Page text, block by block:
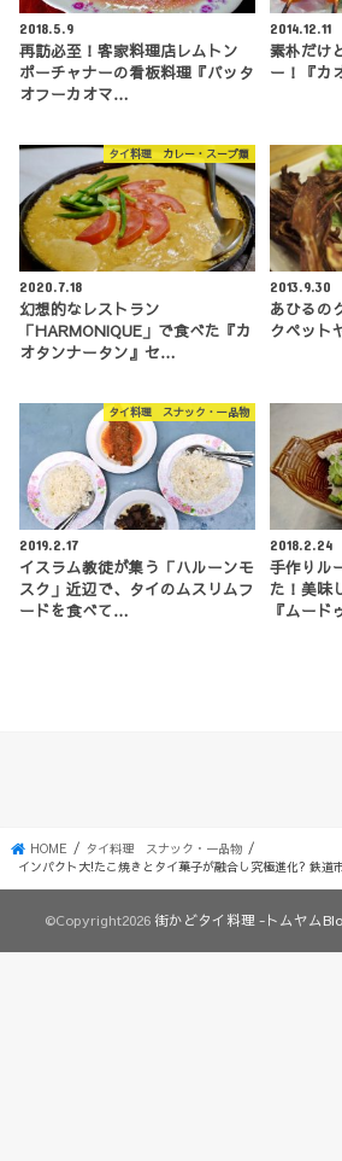
2018.5.9
再訪必至！客家料理店レムトン
ポーチャナーの看板料理『パッタ
オフーカオマ…
2014.12.11
素朴だけ
ー！『カ
タイ料理 カレー・スープ類
2020.7.18
幻想的なレストラン
「HARMONIQUE」で食べた『カ
オタンナータン』セ…
2013.9.30
あひるの
クペット
タイ料理 スナック・一品物
2019.2.17
イスラム教徒が集う「ハルーンモ
スク」近辺で、タイのムスリムフ
ードを食べて…
2018.2.24
手作りル
た！美味
『ムード
HOME
タイ料理 スナック・一品物
インパクト大!たこ焼きとタイ菓子が融合し究極進化? 鉄道
©Copyright2026 街かどタイ料理 -トムヤム